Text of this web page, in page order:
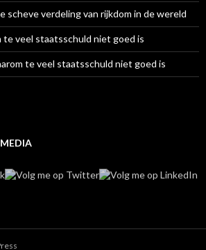
scheve verdeling van rijkdom in de wereld
te veel staatsschuld niet goed is
te veel staatsschuld niet goed is